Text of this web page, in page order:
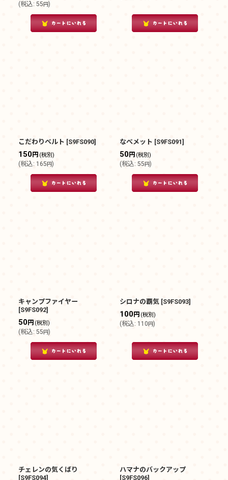
(税込: 55円)
こだわりベルト [S9FS090]
150円 (税別)
(税込: 165円)
なべメット [S9FS091]
50円 (税別)
(税込: 55円)
キャンプファイヤー
[S9FS092]
50円 (税別)
(税込: 55円)
シロナの覇気 [S9FS093]
100円 (税別)
(税込: 110円)
チェレンの気くばり
[S9FS094]
ハマナのバックアップ
[S9FS096]